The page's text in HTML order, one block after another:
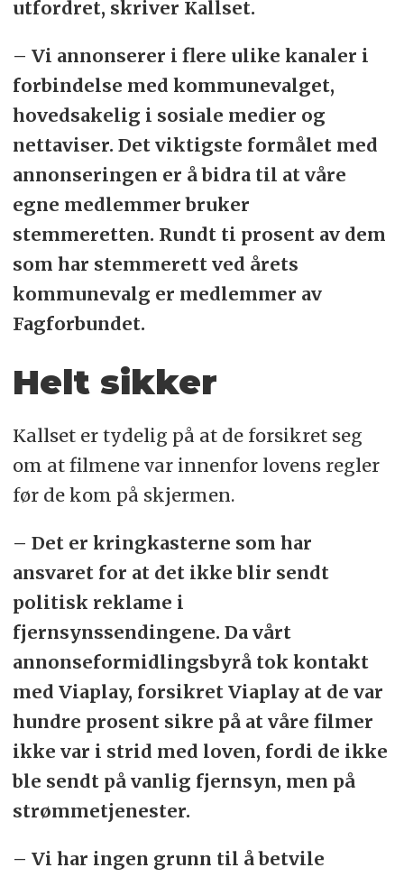
utfordret, skriver Kallset.
– Vi annonserer i flere ulike kanaler i
forbindelse med kommunevalget,
hovedsakelig i sosiale medier og
nettaviser. Det viktigste formålet med
annonseringen er å bidra til at våre
egne medlemmer bruker
stemmeretten. Rundt ti prosent av dem
som har stemmerett ved årets
kommunevalg er medlemmer av
Fagforbundet.
Helt sikker
Kallset er tydelig på at de forsikret seg
om at filmene var innenfor lovens regler
før de kom på skjermen.
– Det er kringkasterne som har
ansvaret for at det ikke blir sendt
politisk reklame i
fjernsynssendingene. Da vårt
annonseformidlingsbyrå tok kontakt
med Viaplay, forsikret Viaplay at de var
hundre prosent sikre på at våre filmer
ikke var i strid med loven, fordi de ikke
ble sendt på vanlig fjernsyn, men på
strømmetjenester.
– Vi har ingen grunn til å betvile